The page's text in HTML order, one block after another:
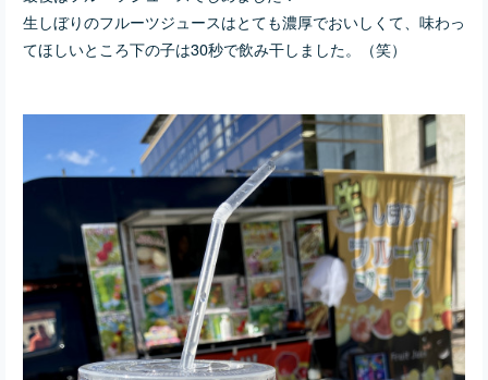
生しぼりのフルーツジュースはとても濃厚でおいしくて、味わっ
てほしいところ下の子は30秒で飲み干しました。（笑）